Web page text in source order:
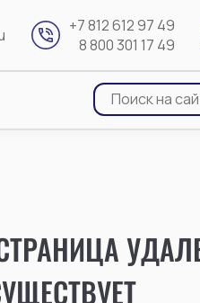
+7 812 612 97 49
8 800 301 17 49